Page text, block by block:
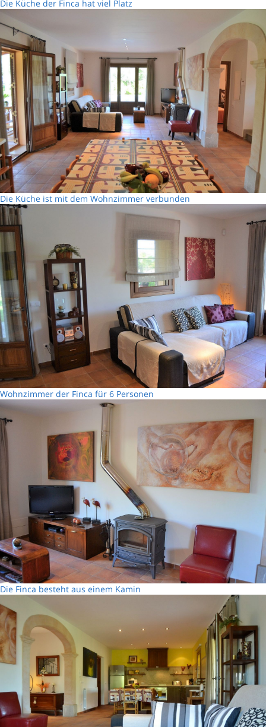
Die Küche der Finca hat viel Platz
Die Küche ist mit dem Wohnzimmer verbunden
Wohnzimmer der Finca für 6 Personen
Die Finca besteht aus einem Kamin